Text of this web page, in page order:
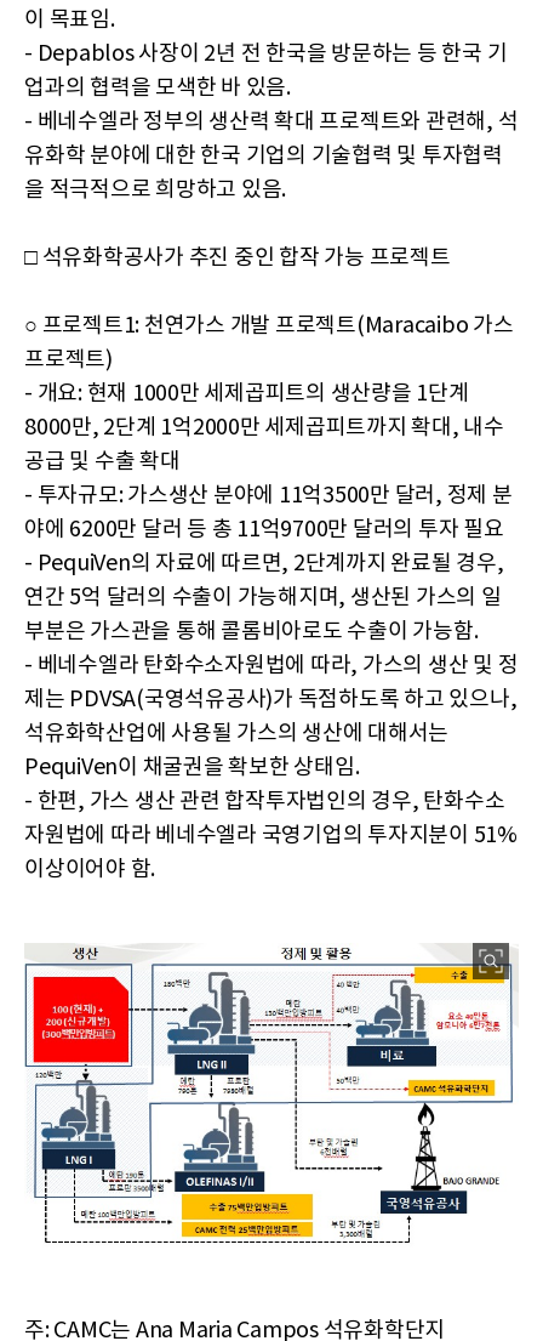
이 목표임.
- Depablos 사장이 2년 전 한국을 방문하는 등 한국 기
업과의 협력을 모색한 바 있음.
- 베네수엘라 정부의 생산력 확대 프로젝트와 관련해, 석
유화학 분야에 대한 한국 기업의 기술협력 및 투자협력
을 적극적으로 희망하고 있음.
□ 석유화학공사가 추진 중인 합작 가능 프로젝트
○ 프로젝트1: 천연가스 개발 프로젝트(Maracaibo 가스
프로젝트)
- 개요: 현재 1000만 세제곱피트의 생산량을 1단계
8000만, 2단계 1억2000만 세제곱피트까지 확대, 내수
공급 및 수출 확대
- 투자규모: 가스생산 분야에 11억3500만 달러, 정제 분
야에 6200만 달러 등 총 11억9700만 달러의 투자 필요
- PequiVen의 자료에 따르면, 2단계까지 완료될 경우,
연간 5억 달러의 수출이 가능해지며, 생산된 가스의 일
부분은 가스관을 통해 콜롬비아로도 수출이 가능함.
- 베네수엘라 탄화수소자원법에 따라, 가스의 생산 및 정
제는 PDVSA(국영석유공사)가 독점하도록 하고 있으나,
석유화학산업에 사용될 가스의 생산에 대해서는
PequiVen이 채굴권을 확보한 상태임.
- 한편, 가스 생산 관련 합작투자법인의 경우, 탄화수소
자원법에 따라 베네수엘라 국영기업의 투자지분이 51%
이상이어야 함.
주: CAMC는 Ana Maria Campos 석유화학단지